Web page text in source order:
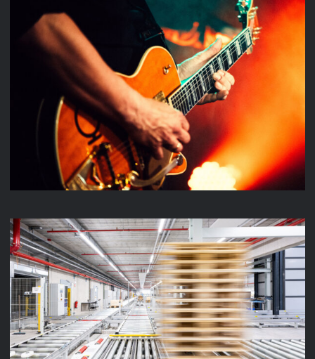
MUSIC VIDEO
LENZE INTRALOGISTIK